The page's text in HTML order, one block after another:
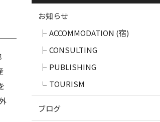
お知らせ
ACCOMMODATION (宿)
CONSULTING
PUBLISHING
TOURISM
ブログ